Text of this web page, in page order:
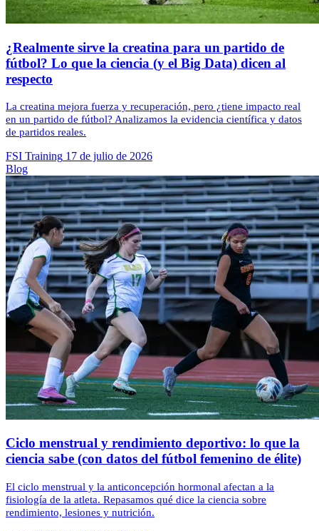
¿Realmente sirve la creatina para un partido de
fútbol? Lo que la ciencia (y el Big Data) dicen al
respecto
La creatina mejora fuerza y recuperación, pero ¿tiene impacto real
en un partido de fútbol? Analizamos la evidencia científica y datos
de partidos reales.
FSI Training 17 de julio de 2026
Blog
Ciclo menstrual y rendimiento deportivo: lo que la
ciencia sabe (con datos del fútbol femenino de élite)
El ciclo menstrual y la anticoncepción hormonal afectan a la
fisiología de la atleta. Repasamos qué dice la ciencia sobre
rendimiento, lesiones y nutrición.